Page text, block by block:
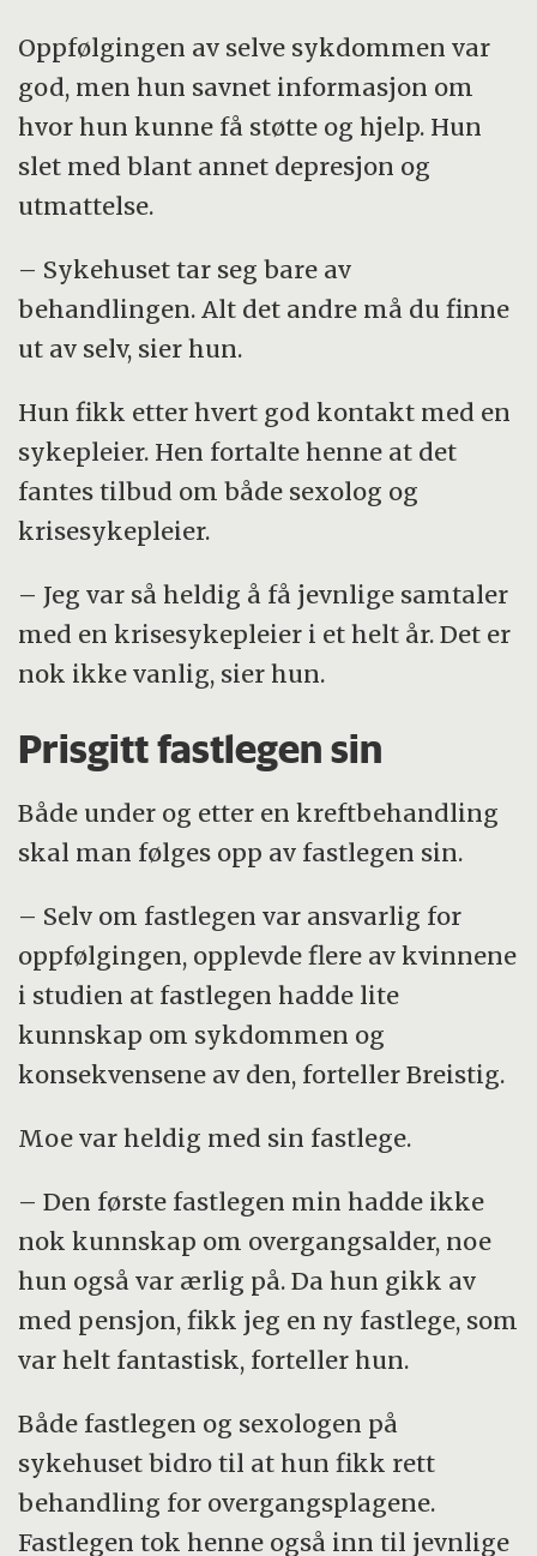
Oppfølgingen av selve sykdommen var
god, men hun savnet informasjon om
hvor hun kunne få støtte og hjelp. Hun
slet med blant annet depresjon og
utmattelse.
– Sykehuset tar seg bare av
behandlingen. Alt det andre må du finne
ut av selv, sier hun.
Hun fikk etter hvert god kontakt med en
sykepleier. Hen fortalte henne at det
fantes tilbud om både sexolog og
krisesykepleier.
– Jeg var så heldig å få jevnlige samtaler
med en krisesykepleier i et helt år. Det er
nok ikke vanlig, sier hun.
Prisgitt fastlegen sin
Både under og etter en kreftbehandling
skal man følges opp av fastlegen sin.
– Selv om fastlegen var ansvarlig for
oppfølgingen, opplevde flere av kvinnene
i studien at fastlegen hadde lite
kunnskap om sykdommen og
konsekvensene av den, forteller Breistig.
Moe var heldig med sin fastlege.
– Den første fastlegen min hadde ikke
nok kunnskap om overgangsalder, noe
hun også var ærlig på. Da hun gikk av
med pensjon, fikk jeg en ny fastlege, som
var helt fantastisk, forteller hun.
Både fastlegen og sexologen på
sykehuset bidro til at hun fikk rett
behandling for overgangsplagene.
Fastlegen tok henne også inn til jevnlige